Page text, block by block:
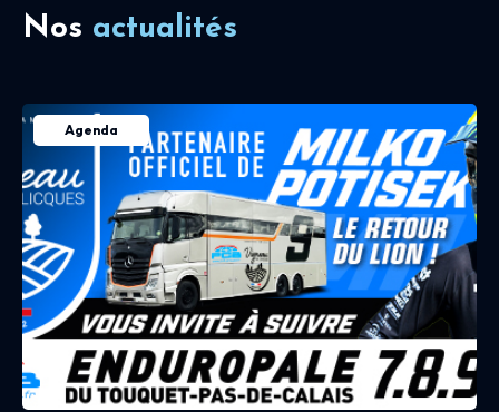
Nos actualités
Agenda